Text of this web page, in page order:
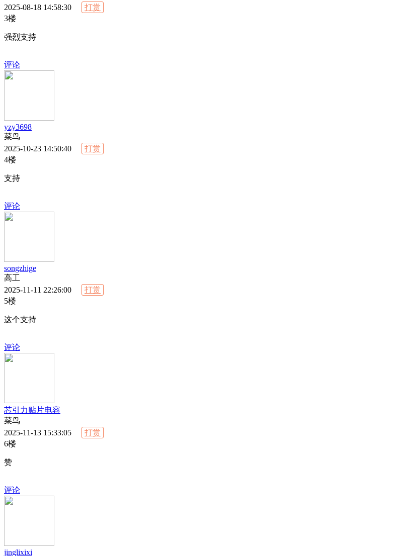
2025-08-18 14:58:30
打赏
3楼
强烈支持
评论
yzy3698
菜鸟
2025-10-23 14:50:40
打赏
4楼
支持
评论
songzhige
高工
2025-11-11 22:26:00
打赏
5楼
这个支持
评论
芯引力贴片电容
菜鸟
2025-11-13 15:33:05
打赏
6楼
赞
评论
jinglixixi